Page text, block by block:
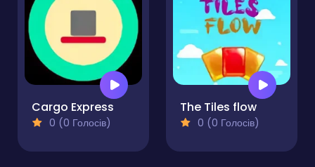
Cargo Express
0 (0 Голосів)
The Tiles flow
0 (0 Голосів)